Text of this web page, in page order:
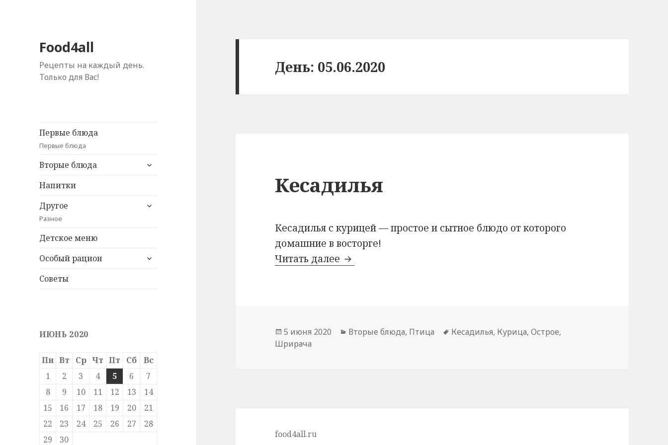
Food4all
Рецепты на каждый день.
Только для Вас!
Первые блюда
Первые блюда
Вторые блюда
раскрыть
Напитки
Другое
Разное
раскрыть
Детское меню
Особый рацион
раскрыть
Советы
ИЮНЬ 2020
Пн Вт Ср Чт Пт Сб
Вс
1
2 3 4 5 6
7
8
9 10 11 12 13
14
15
16 17 18 19 20
21
22
23 24 25 26 27
28
29
30
День: 05.06.2020
Кесадилья
Кесадилья с курицей — простое и сытное блюдо от которого
домашние в восторге!
Читать далее Кесадилья
Опубликовано
5 июня 2020 Рубрики
Вторые блюда, Птица Метки
Кесадилья, Курица,Острое,
Шрирача